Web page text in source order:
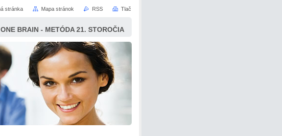
ONE BRAIN - METÓDA 21. STOROČIA
stránka Mapa stránok RSS Tlač